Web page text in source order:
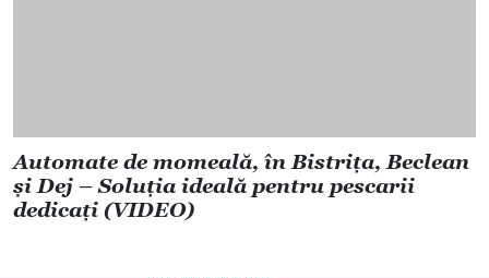
Automate de momeală, în Bistrița, Beclean
și Dej – Soluția ideală pentru pescarii
dedicați (VIDEO)